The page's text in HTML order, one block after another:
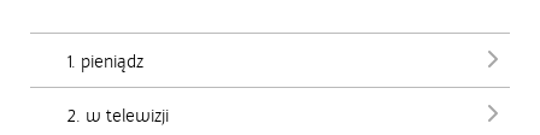
1. pieniądz
2. w telewizji